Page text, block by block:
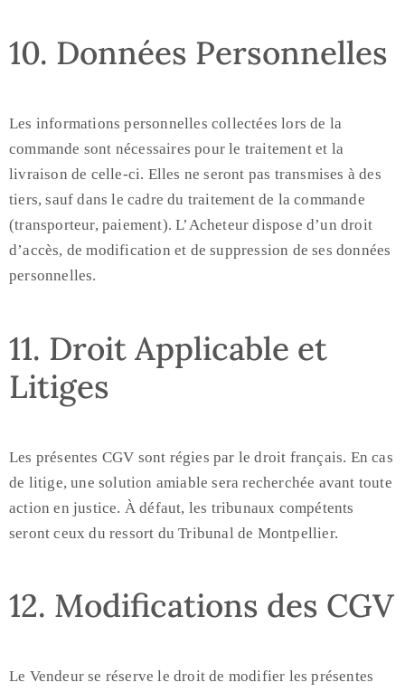
10. Données Personnelles
Les informations personnelles collectées lors de la
commande sont nécessaires pour le traitement et la
livraison de celle-ci. Elles ne seront pas transmises à des
tiers, sauf dans le cadre du traitement de la commande
(transporteur, paiement). L’Acheteur dispose d’un droit
d’accès, de modification et de suppression de ses données
personnelles.
11. Droit Applicable et
Litiges
Les présentes CGV sont régies par le droit français. En cas
de litige, une solution amiable sera recherchée avant toute
action en justice. À défaut, les tribunaux compétents
seront ceux du ressort du Tribunal de Montpellier.
12. Modifications des CGV
Le Vendeur se réserve le droit de modifier les présentes